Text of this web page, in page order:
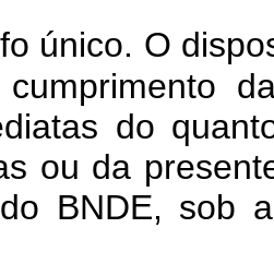
único. O
do
ou da
BNDE, sob